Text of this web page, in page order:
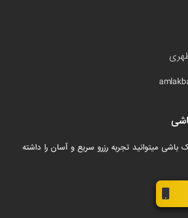
باشی میتوانید تجربه رزرو سریع و آسان را داشته